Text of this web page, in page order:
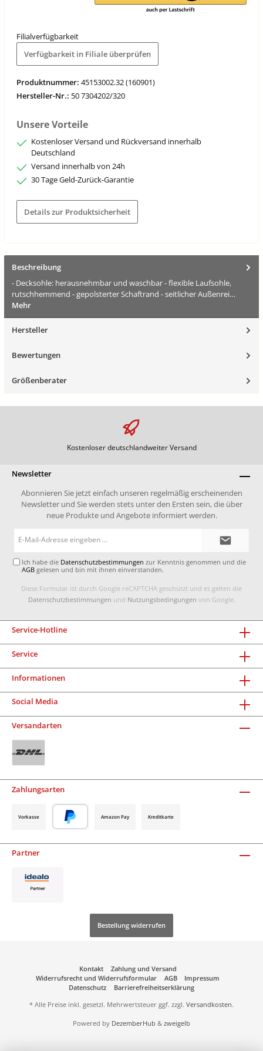
Filialverfügbarkeit
Verfügbarkeit in Filiale überprüfen
Produktnummer: 45153002.32 (160901)
Hersteller-Nr.: 50 7304202/320
Unsere Vorteile
Kostenloser Versand und Rückversand innerhalb
Deutschland
Versand innerhalb von 24h
30 Tage Geld-Zurück-Garantie
Details zur Produktsicherheit
Beschreibung
- Decksohle: herausnehmbar und waschbar - flexible Laufsohle,
rutschhemmend - gepolsterter Schaftrand - seitlicher Außenrei…
Mehr
Hersteller
Bewertungen
Größenberater
Kostenloser deutschlandweiter Versand
Newsletter
Abonnieren Sie jetzt einfach unseren regelmäßig erscheinenden
Newsletter und Sie werden stets unter den Ersten sein, die über
neue Produkte und Angebote informiert werden.
Ich habe die Datenschutzbestimmungen zur Kenntnis genommen und die
AGB gelesen und bin mit ihnen einverstanden.
Diese Formular ist durch Google reCAPTCHA geschützt und es gelten die
Datenschutzbestimmungen und Nutzungsbedingungen von Google.
Service-Hotline
Service
Informationen
Social Media
Versandarten
Zahlungsarten
Vorkasse Amazon Pay Kreditkarte
Partner
Bestellung widerrufen
Kontakt
Zahlung und Versand
Widerrufsrecht und Widerrufsformular
AGB
Impressum
Datenschutz
Barrierefreiheitserklärung
* Alle Preise inkl. gesetzl. Mehrwertsteuer ggf. zzgl. Versandkosten.
Powered by DezemberHub & zweigelb